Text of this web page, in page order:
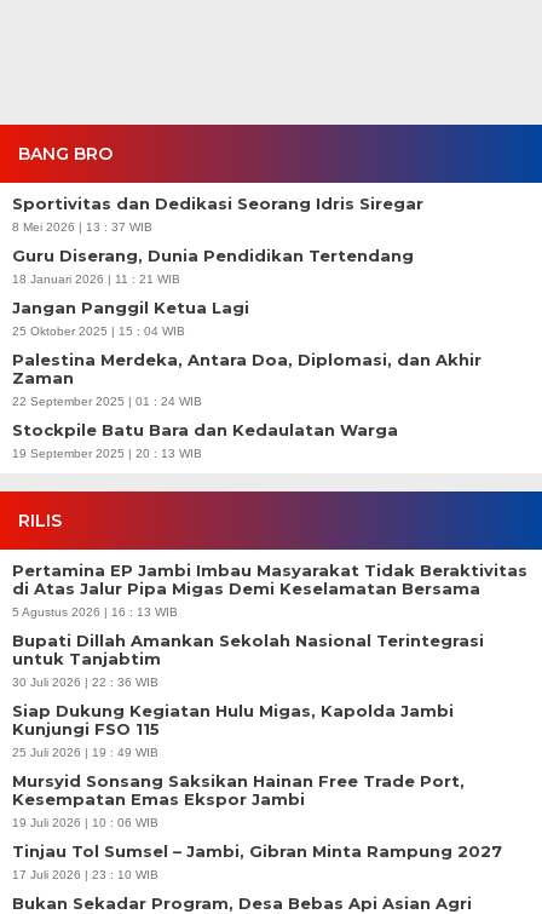
BANG BRO
Sportivitas dan Dedikasi Seorang Idris Siregar
8 Mei 2026 | 13 : 37 WIB
Guru Diserang, Dunia Pendidikan Tertendang
18 Januari 2026 | 11 : 21 WIB
Jangan Panggil Ketua Lagi
25 Oktober 2025 | 15 : 04 WIB
Palestina Merdeka, Antara Doa, Diplomasi, dan Akhir
Zaman
22 September 2025 | 01 : 24 WIB
Stockpile Batu Bara dan Kedaulatan Warga
19 September 2025 | 20 : 13 WIB
RILIS
Pertamina EP Jambi Imbau Masyarakat Tidak Beraktivitas
di Atas Jalur Pipa Migas Demi Keselamatan Bersama
5 Agustus 2026 | 16 : 13 WIB
Bupati Dillah Amankan Sekolah Nasional Terintegrasi
untuk Tanjabtim
30 Juli 2026 | 22 : 36 WIB
Siap Dukung Kegiatan Hulu Migas, Kapolda Jambi
Kunjungi FSO 115
25 Juli 2026 | 19 : 49 WIB
Mursyid Sonsang Saksikan Hainan Free Trade Port,
Kesempatan Emas Ekspor Jambi
19 Juli 2026 | 10 : 06 WIB
Tinjau Tol Sumsel – Jambi, Gibran Minta Rampung 2027
17 Juli 2026 | 23 : 10 WIB
Bukan Sekadar Program, Desa Bebas Api Asian Agri